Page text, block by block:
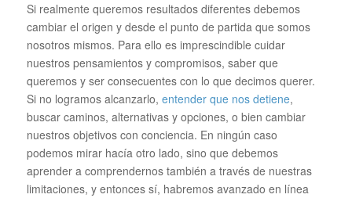
Si realmente queremos resultados diferentes debemos
cambiar el origen y desde el punto de partida que somos
nosotros mismos. Para ello es imprescindible cuidar
nuestros pensamientos y compromisos, saber que
queremos y ser consecuentes con lo que decimos querer.
Si no logramos alcanzarlo, entender que nos detiene,
buscar caminos, alternativas y opciones, o bien cambiar
nuestros objetivos con conciencia. En ningún caso
podemos mirar hacía otro lado, sino que debemos
aprender a comprendernos también a través de nuestras
limitaciones, y entonces sí, habremos avanzado en línea